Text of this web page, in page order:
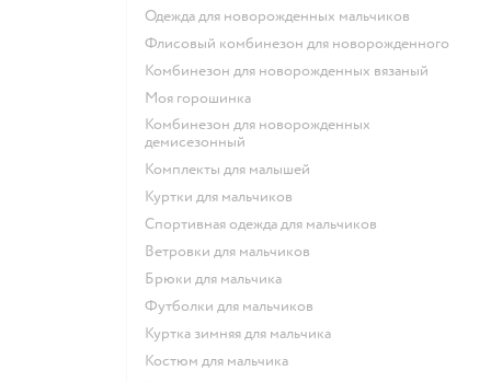
Одежда для новорожденных мальчиков
Флисовый комбинезон для новорожденного
Комбинезон для новорожденных вязаный
Моя горошинка
Комбинезон для новорожденных
демисезонный
Комплекты для малышей
Куртки для мальчиков
Спортивная одежда для мальчиков
Ветровки для мальчиков
Брюки для мальчика
Футболки для мальчиков
Куртка зимняя для мальчика
Костюм для мальчика